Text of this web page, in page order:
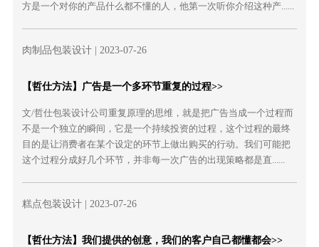
方是一个对你的产品什么都不懂的人，他第一次听你介绍这种产......
肉制品包装设计| 2023-07-26
【哲仕方法】广告是一个多环节重复的过程>>
文/哲仕包装设计公司重复原理的思维，就是把广告当成一个过程而
不是一个独立的瞬间，它是一个持续投资的过程，这个过程的最终
目的是让消费者在某个设定的环节上做出购买的行动。我们可能把
这个过程分成好几个环节，并非每一次广告的出现策略都是直......
糕点包装设计| 2023-07-26
【哲仕方法】我们提供的创意，我们的客户自己都懂都会>>